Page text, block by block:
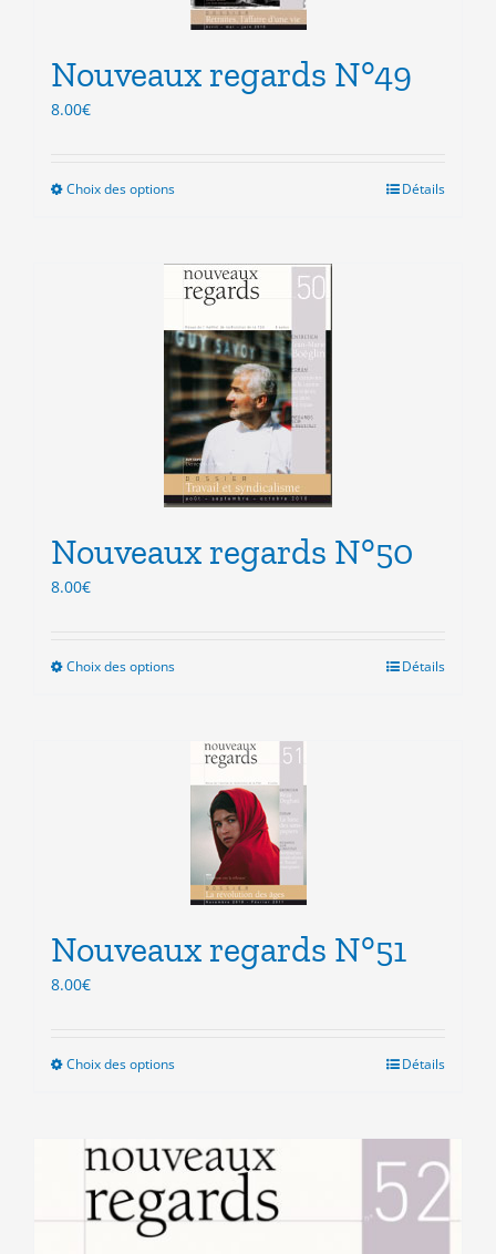
choisies
sur
page
Nouveaux regards N°49
8.00€
Choix des optionsCe
plusieurs
variations.
options
peuvent
être
choisies
sur
la
page
du
Détails
Nouveaux regards N°50
8.00€
Choix des optionsCe
plusieurs
variations.
Les
options
peuvent
être
choisies
sur
page
Détails
Nouveaux regards N°51
8.00€
Choix des optionsCe
variations.
Les
options
Détails